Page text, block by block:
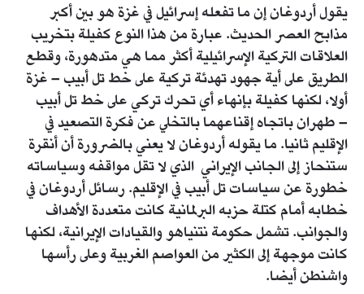
يقول أردوغان إن ما تفعله إسرائيل في غزة هو بين أكبر
مذابح العصر الحديث. عبارة من هذا النوع كفيلة بتخريب
العلاقات التركية الإسرائيلية أكثر مما هي متدهورة، وقطع
الطريق على أية جهود تهدئة تركية على خط تل أبيب – غزة
أولا، لكنها كفيلة بإنهاء أي تحرك تركي على خط تل أبيب
– طهران باتجاه إقناعهما بالتخلي عن فكرة التصعيد في
الإقليم ثانيا. ما يقوله أردوغان لا يعني بالضرورة أن أنقرة
ستنحاز إلى الجانب الإيراني الذي لا تقل مواقفه وسياساته
خطورة عن سياسات تل أبيب في الإقليم. رسائل أردوغان في
خطابه أمام كتلة حزبه البرلمانية كانت متعددة الأهداف
والجوانب. تشمل حكومة نتنياهو والقيادات الإيرانية، لكنها
كانت موجهة إلى الكثير من العواصم الغربية وعلى رأسها
واشنطن أيضا.